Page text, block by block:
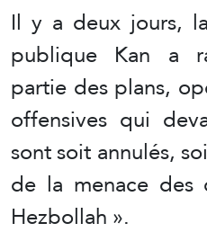
Il y a deux jours,
publique Kan a
partie des plans,
offensives qui
sont soit annulés,
de la menace des
Hezbollah ».